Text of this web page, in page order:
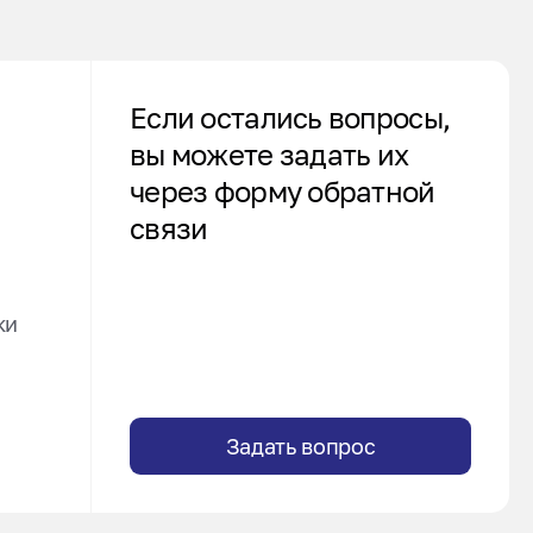
Если остались вопросы,
вы можете задать их
через форму обратной
связи
Задать вопрос